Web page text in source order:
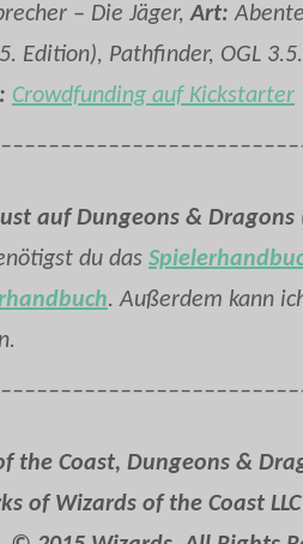
– Die Jäger,Art:
Edition), Pathfinder, OGL
Crowdfunding auf Kickstarter
auf Dungeons &
du das
. Außerdem kann
the Coast, Dungeons &
of Wizards of the Coast